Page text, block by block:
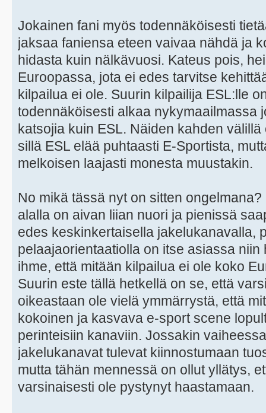
Jokainen fani myös todennäköisesti
jaksaa faniensa eteen vaivaa nähdä ja
hidasta kuin nälkävuosi. Kateus pois,
Euroopassa, jota ei edes tarvitse
kilpailua ei ole. Suurin kilpailija ESL:lle
todennäköisesti alkaa nykymaailmassa
katsojia kuin ESL. Näiden kahden
sillä ESL elää puhtaasti E-Sportista,
melkoisen laajasti monesta muustakin.
No mikä tässä nyt on sitten
alalla on aivan liian nuori ja pienissä
edes keskinkertaisella jakelukanavalla,
pelaajaorientaatiolla on itse asiassa
ihme, että mitään kilpailua ei ole koko
Suurin este tällä hetkellä on se, että
oikeastaan ole vielä ymmärrystä, että
kokoinen ja kasvava e-sport scene
perinteisiin kanaviin. Jossakin
jakelukanavat tulevat kiinnostumaan
mutta tähän mennessä on ollut yllätys,
varsinaisesti ole pystynyt haastamaan.